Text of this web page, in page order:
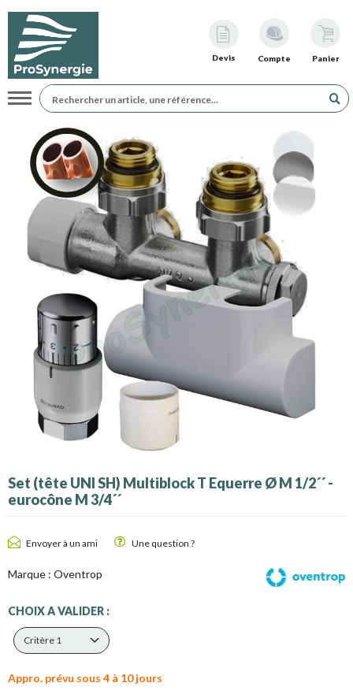
Devis Compte Panier
Navigation
Set (tête UNI SH) Multiblock T Equerre Ø M 1/2´´ -
eurocône M 3/4´´
Envoyer à un ami Une question ?
Marque : Oventrop
CHOIX A VALIDER :
Critère 1
Appro. prévu sous 4 à 10 jours